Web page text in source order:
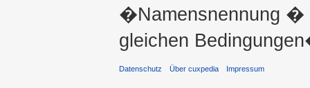
�Namensnennung �
gleichen
Datenschutz Über cuxpedia Impressum